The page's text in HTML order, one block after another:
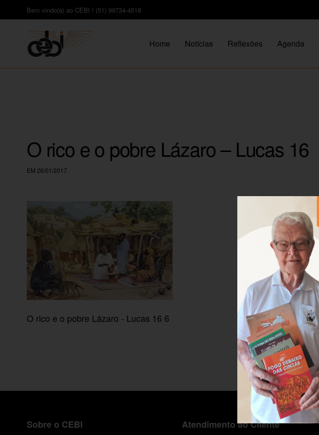
Bem vindo(a) ao CEBI ! (51) 99734-4518
Home Notícias Reflexões Agenda
O rico e o pobre Lázaro – Lucas 16
EM 26/01/2017
O rico e o pobre Lázaro - Lucas 16 6
Sobre o CEBI Atendimento ao Cliente